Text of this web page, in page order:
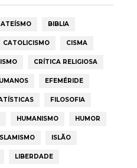
ATEÍSMO BIBLIA
CATOLICISMO CISMA
CRÍTICA RELIGIOSA
EFEMÉRIDE
FILOSOFIA
HUMANISMO HUMOR
ISLÃO
LIBERDADE